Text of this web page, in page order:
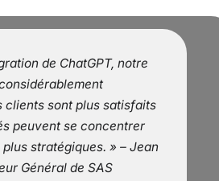
de ChatGPT, notre
clients sont plus satisfaits
peuvent se concentrer
stratégiques. » – Jean
Général de SAS